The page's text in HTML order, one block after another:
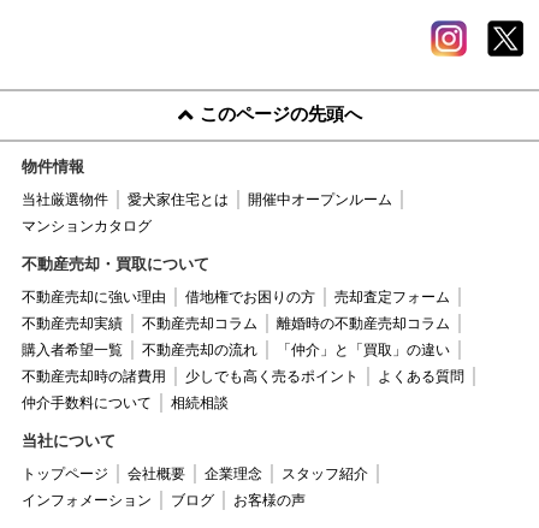
このページの先頭へ
物件情報
当社厳選物件 愛犬家住宅とは
開催中オープンルーム
マンションカタログ
不動産売却・買取について
不動産売却に強い理由 借地権でお困りの方
売却査定フォーム
不動産売却実績
不動産売却コラム
離婚時の不動産売却コラム
購入者希望一覧
不動産売却の流れ
「仲介」と「買取」の違い
不動産売却時の諸費用
少しでも高く売るポイント
よくある質問
仲介手数料について
相続相談
当社について
トップページ 会社概要 企業理念
スタッフ紹介
インフォメーション
ブログ お客様の声